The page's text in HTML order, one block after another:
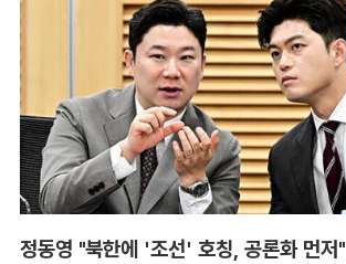
정동영 "북한에 '조선' 호칭, 공론화 먼저"